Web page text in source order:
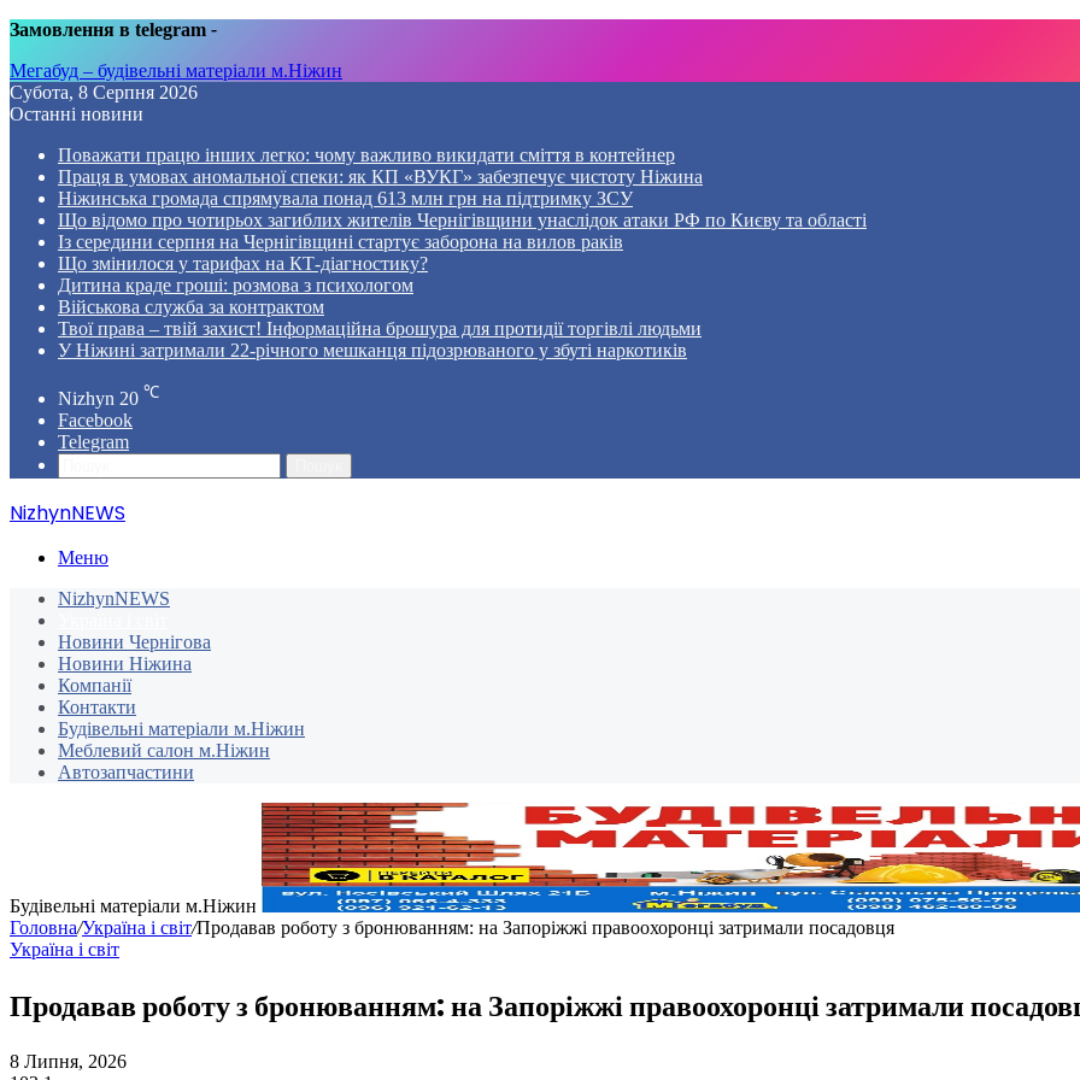
Замовлення в telegram -
Мегабуд – будівельні матеріали м.Ніжин
Субота, 8 Серпня 2026
Останні новини
Поважати працю інших легко: чому важливо викидати сміття в контейнер
Праця в умовах аномальної спеки: як КП «ВУКГ» забезпечує чистоту Ніжина
Ніжинська громада спрямувала понад 613 млн грн на підтримку ЗСУ
Що відомо про чотирьох загиблих жителів Чернігівщини унаслідок атаки РФ по Києву та області
Із середини серпня на Чернігівщині стартує заборона на вилов раків
Що змінилося у тарифах на КТ-діагностику?
Дитина краде гроші: розмова з психологом
Військова служба за контрактом
Твої права – твій захист! Інформаційна брошура для протидії торгівлі людьми
У Ніжині затримали 22-річного мешканця підозрюваного у збуті наркотиків
Nizhyn 20 ℃
Facebook
Telegram
NizhynNEWS
Меню
NizhynNEWS
Новини Чернігова
Новини Ніжина
Компанії
Контакти
Будівельні матеріали м.Ніжин
Меблевий салон м.Ніжин
Автозапчастини
Будівельні матеріали м.Ніжин
Головна/Україна і світ/Продавав роботу з бронюванням: на Запоріжжі правоохоронці затримали посадовця
Україна і світ
Продавав роботу з бронюванням: на Запоріжжі правоохоронці затримали
8 Липня, 2026